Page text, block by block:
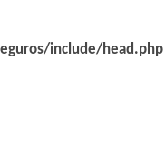
include/head.php